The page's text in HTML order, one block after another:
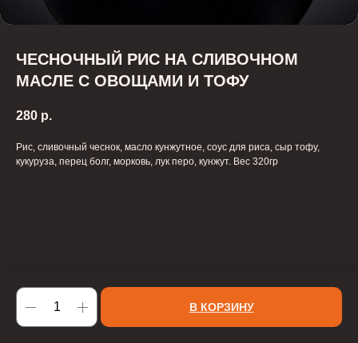
ЧЕСНОЧНЫЙ РИС НА СЛИВОЧНОМ
МАСЛЕ С ОВОЩАМИ И ТОФУ
280 р.
В КОРЗИНУ
Рис, сливочный чеснок, масло кунжутное, соус для риса, сыр тофу,
кукуруза, перец болг, морковь, лук перо, кунжут. Вес 320гр